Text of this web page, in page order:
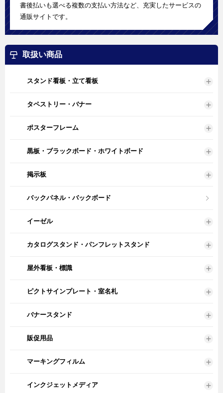
書後払いも選べる複数の支払い方法など、充実したサービスの
通販サイトです。
取扱い商品
スタンド看板・立て看板
タペストリー・バナー
ポスターフレーム
黒板・ブラックボード・ホワイトボード
掲示板
バックパネル・バックボード
イーゼル
カタログスタンド・パンフレットスタンド
屋外看板・標識
ピクトサインプレート・室名札
バナースタンド
販促用品
マーキングフィルム
インクジェットメディア